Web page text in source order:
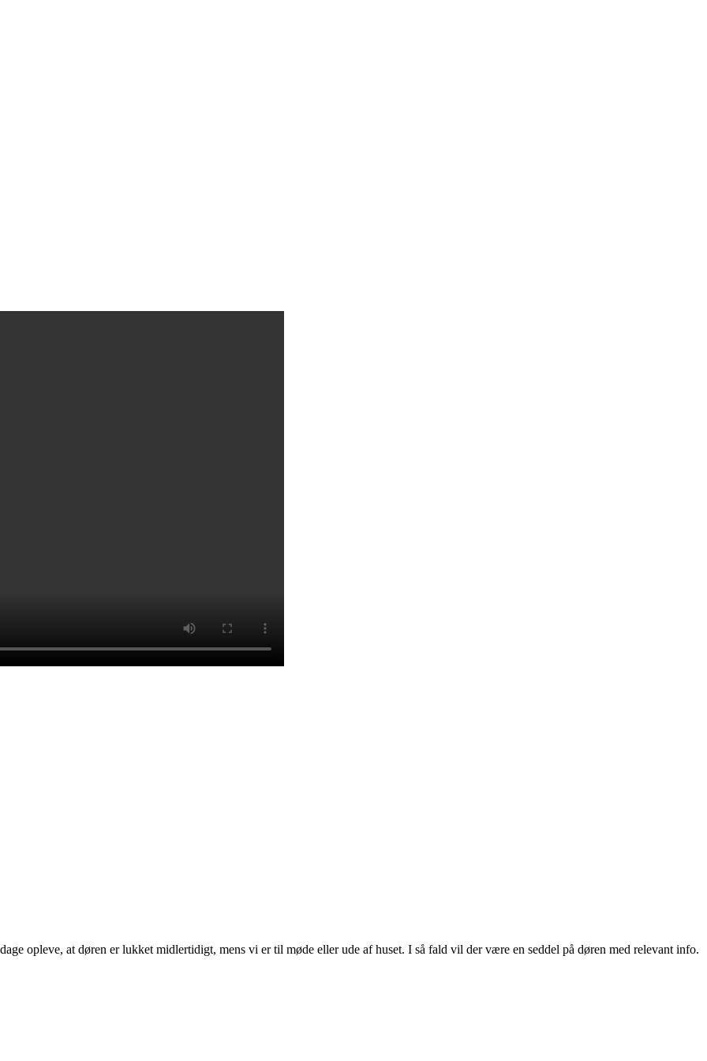
opleve, at døren er lukket midlertidigt, mens vi er til møde eller ude af huset. I så fald vil der være en seddel på døren med relevant info.